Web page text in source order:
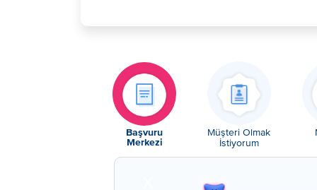
Başvuru
Merkezi
Müşteri Olmak
İstiyorum